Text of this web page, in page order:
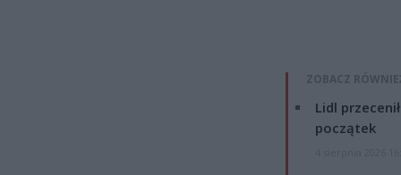
ZOBACZ
Lidl
początek